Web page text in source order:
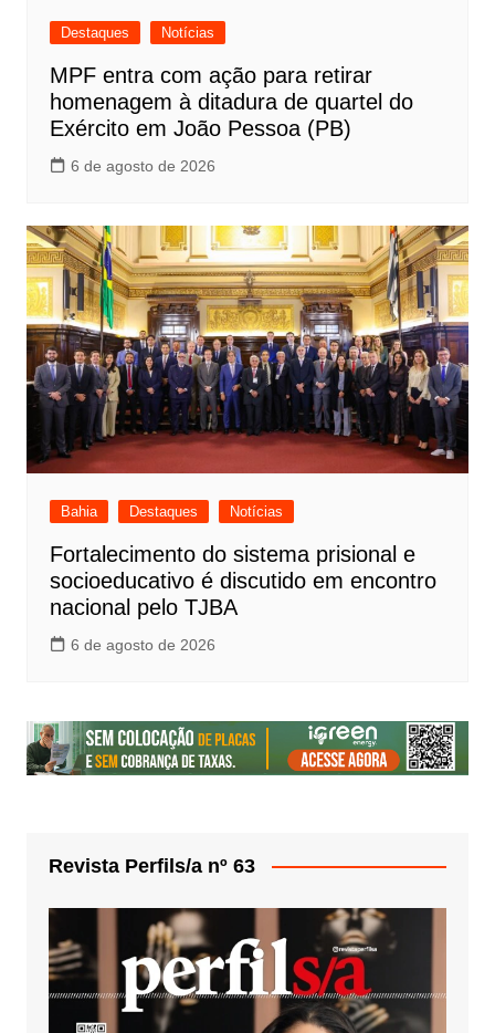
Destaques Notícias
MPF entra com ação para retirar
homenagem à ditadura de quartel do
Exército em João Pessoa (PB)
6 de agosto de 2026
Bahia Destaques Notícias
Fortalecimento do sistema prisional e
socioeducativo é discutido em encontro
nacional pelo TJBA
6 de agosto de 2026
Revista Perfils/a nº 63